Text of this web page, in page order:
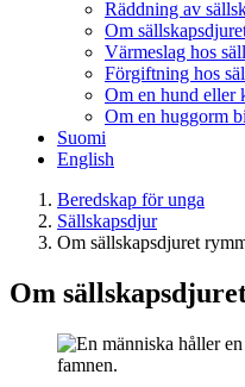
Räddning av
Om
Värmeslag hos
Förgiftning hos
Om en hund eller
Om en huggorm
Suomi
English
Beredskap för unga
Sällskapsdjur
Om sällskapsdjuret
Om